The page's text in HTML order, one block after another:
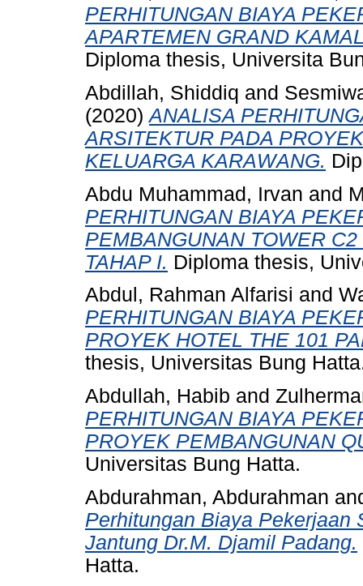
PERHITUNGAN BIAYA
APARTEMEN GRAND
Diploma thesis, Universita
Abdillah, Shiddiq and
(2020)ANALISA
ARSITEKTUR PADA
KELUARGA KARAWANG.
Abdu Muhammad, Irvan and
PERHITUNGAN BIAYA
PEMBANGUNAN TOWER
TAHAP I. Diploma thesis,
Abdul, Rahman Alfarisi and
PERHITUNGAN BIAYA
PROYEK HOTEL THE 101
thesis, Universitas Bung
Abdullah, Habib and
PERHITUNGAN BIAYA
PROYEK PEMBANGUNAN
Universitas Bung Hatta.
Abdurahman, Abdurahman
Perhitungan Biaya Pekerjaan
Jantung Dr.M. Djamil Padang.
Hatta.